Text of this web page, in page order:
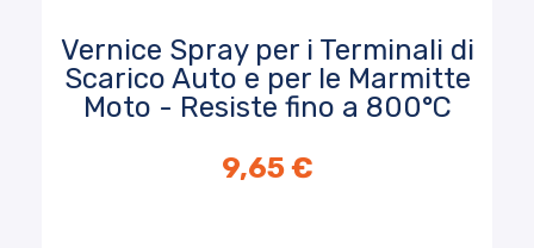
Vernice Spray per i Terminali di
Scarico Auto e per le Marmitte
Moto - Resiste fino a 800°C
9,65 €